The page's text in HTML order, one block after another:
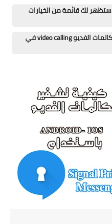
بلوجر
مقالات
العملات الرقمية
بالانتقال الى settings ستظهر لك قائمة من الخيارات
كيفية تفعيل خدمة مكالمات الفديو video calling في